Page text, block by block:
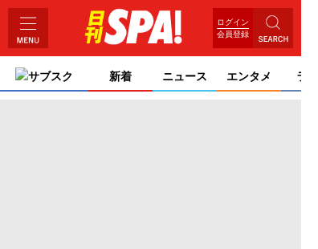
ログイン
会員登録
サブスク 新着 ニュース エンタメ ライ